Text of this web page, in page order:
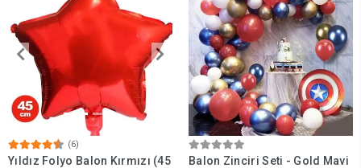
(6)
Yıldız Folyo Balon Kırmızı (45
Balon Zinciri Seti - Gold Mavi